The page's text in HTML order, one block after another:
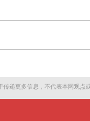
递更多信息，不代表本网观点